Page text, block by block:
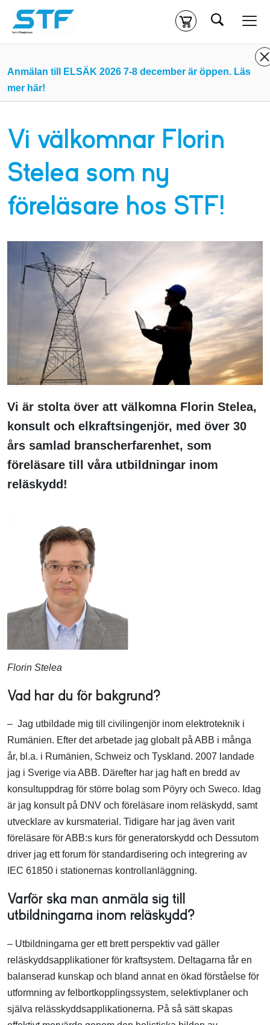
Kassa
Du måste vara inloggad för att köpa kurser.
Klicka härför att komma till alla tillgängliga onlinekurser.
Sök
Anmälan till ELSÄK 2026 7-8 december är öppen. Läs
mer här!
Vi välkomnar Florin
Stelea som ny
föreläsare hos STF!
Vi är stolta över att välkomna Florin Stelea,
konsult och elkraftsingenjör, med över 30
års samlad branscherfarenhet, som
föreläsare till våra utbildningar inom
reläskydd!
Florin Stelea
Vad har du för bakgrund?
– Jag utbildade mig till civilingenjör inom elektroteknik i
Rumänien. Efter det arbetade jag globalt på ABB i många
år, bl.a. i Rumänien, Schweiz och Tyskland. 2007 landade
jag i Sverige via ABB. Därefter har jag haft en bredd av
konsultuppdrag för större bolag som Pöyry och Sweco. Idag
är jag konsult på DNV och föreläsare inom reläskydd, samt
utvecklare av kursmaterial. Tidigare har jag även varit
föreläsare för ABB:s kurs för generatorskydd och Dessutom
driver jag ett forum för standardisering och integrering av
IEC 61850 i stationernas kontrollanläggning.
Varför ska man anmäla sig till
utbildningarna inom reläskydd?
– Utbildningarna ger ett brett perspektiv vad gäller
reläskyddsapplikationer för kraftsystem. Deltagarna får en
balanserad kunskap och bland annat en ökad förståelse för
utformning av felbortkopplingssystem, selektivplaner och
själva relässkyddsapplikationerna. På så sätt skapas